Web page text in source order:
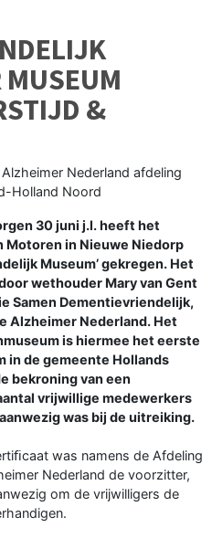
MUSEUM
&
Alzheimer Nederland afdeling
Holland Noord
30 juni j.l. heeft het
in Nieuwe Niedorp
Museum’ gekregen. Het
wethouder Mary van Gent
Samen Dementievriendelijk,
Alzheimer Nederland. Het
is hiermee het eerste
in de gemeente Hollands
bekroning van een
vrijwillige medewerkers
was bij de uitreiking.
was namens de Afdeling
Nederland de voorzitter,
om de vrijwilligers de